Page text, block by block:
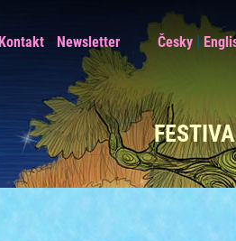
Kontakt Newsletter Česky |